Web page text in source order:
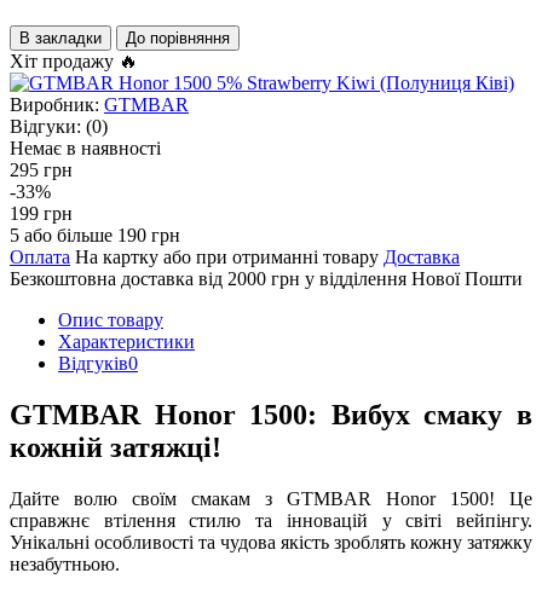
В закладки До порівняння
Хіт продажу 🔥
Виробник: GTMBAR
Відгуки: (0)
Немає в наявності
295 грн
-33%
199 грн
5 або більше 190 грн
Оплата На картку або при отриманні товару Доставка
Безкоштовна доставка від 2000 грн у відділення Нової Пошти
Опис товару
Характеристики
Відгуків0
GTMBAR Honor 1500: Вибух смаку в
кожній затяжці!
Дайте волю своїм смакам з GTMBAR Honor 1500! Це
справжнє втілення стилю та інновацій у світі вейпінгу.
Унікальні особливості та чудова якість зроблять кожну затяжку
незабутньою.